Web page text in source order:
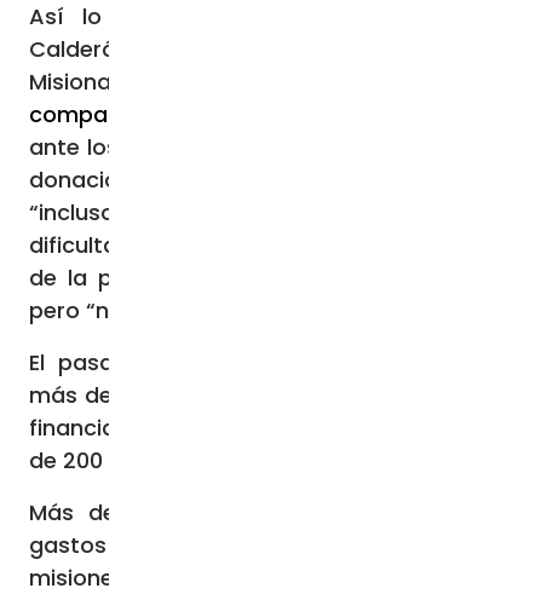
Así lo ha refrendado el P. José María
Calderón, director nacional de las Obras
Misionales Pontificias (OMP)
comparecencia
ante los medios, quien ha explicado que las
donaciones en España han sido elevadas
“incluso en momentos de bastante
dificultad, como han podido ser los tiempos
de la pandemia”, en los que se bajó algo,
pero “no algo realmente llamativo”.
El pasado año, en España se recaudaron
más de 14 millones de euros, con los que se
financiaron más de 500 proyectos de más
de 200 territorios de misión en 32 países.
Más del 40% de los fondos fueron para
gastos ordinarios del sostenimiento de las
misiones, mientras que 36 de cada 100